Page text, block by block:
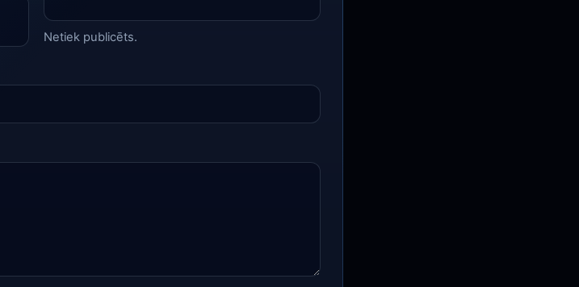
Netiek publicēts.